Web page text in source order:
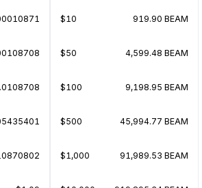
$10 919.90 BEAM
$50 4,599.48 BEAM
$100 9,198.95 BEAM
$500 45,994.77 BEAM
$1,000 91,989.53 BEAM